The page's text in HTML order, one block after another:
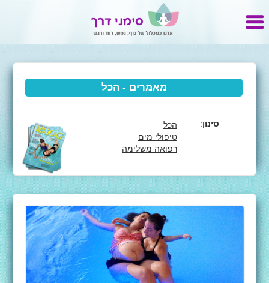
מאמרים - הכל
סינון:
הכל
טיפולי מים
רפואה משלימה